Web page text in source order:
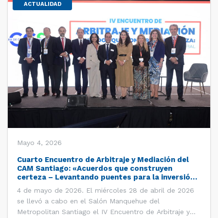
ACTUALIDAD
Mayo 4, 2026
Cuarto Encuentro de Arbitraje y Mediación del
CAM Santiago: «Acuerdos que construyen
certeza – Levantando puentes para la inversión
4 de mayo de 2026. El miércoles 28 de abril de 2026
se llevó a cabo en el Salón Manquehue del
Metropolitan Santiago el IV Encuentro de Arbitraje y